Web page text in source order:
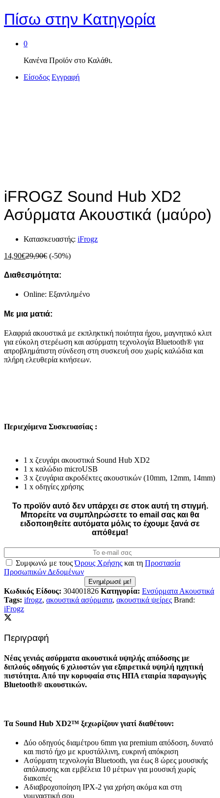
Πίσω στην Κατηγορία
0
Κανένα Προϊόν στο Καλάθι.
Είσοδος Εγγραφή
iFROGZ Sound Hub XD2
Ασύρματα Ακουστικά (μαύρο)
Κατασκευαστής: iFrogz
14,90€29,90€ (-50%)
Διαθεσιμότητα:
Online: Εξαντλημένο
Με μια ματιά:
Ελαφριά ακουστικά με εκπληκτική ποιότητα ήχου, μαγνητικό κλιπ
για εύκολη στερέωση και ασύρματη τεχνολογία Bluetooth® για
απροβλημάτιστη σύνδεση στη συσκευή σου χωρίς καλώδια και
πλήρη ελευθερία κινήσεων.
Περιεχόμενα Συσκευασίας :
1 x ζευγάρι ακουστικά Sound Hub XD2
1 x καλώδιο microUSB
3 x ζευγάρια ακροδέκτες ακουστικών (10mm, 12mm, 14mm)
1 x οδηγίες χρήσης
Το προϊόν αυτό δεν υπάρχει σε στοκ αυτή τη στιγμή.
Mπορείτε να συμπληρώσετε το email σας και θα
ειδοποιηθείτε αυτόματα μόλις το έχουμε ξανά σε
απόθεμα!
Συμφωνώ με τουςΌρους Χρήσης και τη Προστασία
Προσωπικών Δεδομένων
Ενημέρωσέ με!
Κωδικός Είδους: 304001826 Κατηγορία: Ενσύρματα Ακουστικά
Tags: ifrogz, ακουστικά ασύρματα, ακουστικά ψείρες Brand:
iFrogz
Περιγραφή
Νέας γενιάς ασύρματα ακουστικά υψηλής απόδοσης με
διπλούς οδηγούς 6 χιλιοστών για εξαιρετικά υψηλή ηχητική
πιστότητα. Από την κορυφαία στις ΗΠΑ εταιρία παραγωγής
Bluetooth® ακουστικών.
Τα Sound Hub XD2™ ξεχωρίζουν γιατί διαθέτουν:
Δύο οδηγούς διαμέτρου 6mm για premium απόδοση, δυνατό
και πιστό ήχο με κρυστάλλινη, ευκρινή απόκριση
Ασύρματη τεχνολογία Bluetooth, για έως 8 ώρες μουσικής
απόλαυσης και εμβέλεια 10 μέτρων για μουσική χωρίς
διακοπές
Αδιαβροχοποίηση IPX-2 για χρήση ακόμα και στη
γυμναστική σου